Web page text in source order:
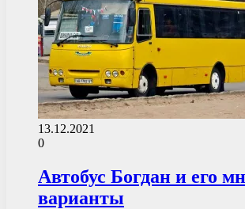
13.12.2021
0
Автобус Богдан и его
варианты